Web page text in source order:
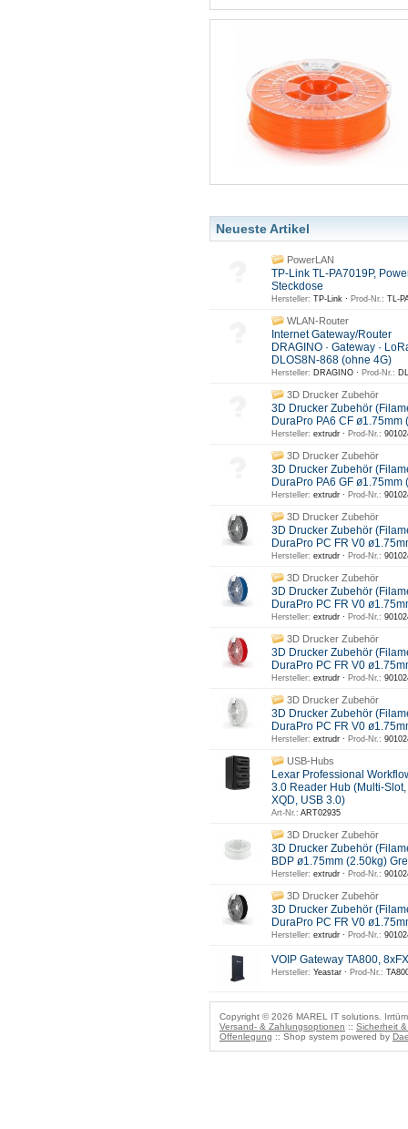
Neueste Artikel
PowerLAN
TP-Link TL-PA7019P,
Steckdose
Hersteller: TP-Link · Prod-Nr.: TL-
WLAN-Router
Internet Gateway/Router
DRAGINO · Gateway ·
DLOS8N-868 (ohne 4G)
Hersteller: DRAGINO · Prod-Nr.:
3D Drucker Zubehör
3D Drucker Zubehör
DuraPro PA6 CF ø1.75mm
Hersteller: extrudr · Prod-Nr.:
3D Drucker Zubehör
3D Drucker Zubehör
DuraPro PA6 GF
Hersteller: extrudr · Prod-Nr.:
3D Drucker Zubehör
3D Drucker Zubehör
DuraPro PC FR V0
Hersteller: extrudr · Prod-Nr.:
3D Drucker Zubehör
3D Drucker Zubehör
DuraPro PC FR V0
Hersteller: extrudr · Prod-Nr.:
3D Drucker Zubehör
3D Drucker Zubehör
DuraPro PC FR V0
Hersteller: extrudr · Prod-Nr.:
3D Drucker Zubehör
3D Drucker Zubehör
DuraPro PC FR V0
Hersteller: extrudr · Prod-Nr.:
USB-Hubs
Lexar Professional
3.0 Reader Hub (Multi-
XQD, USB 3.0)
Art-Nr.: ART02935
3D Drucker Zubehör
3D Drucker Zubehör
BDP ø1.75mm (2.50kg)
Hersteller: extrudr · Prod-Nr.:
3D Drucker Zubehör
3D Drucker Zubehör
DuraPro PC FR V0
Hersteller: extrudr · Prod-Nr.:
VOIP Gateway TA800,
Hersteller: Yeastar · Prod-Nr.:
Copyright © 2026 MAREL IT solutions.
Versand- & Zahlungsoptionen :: Sicherheit
Offenlegung :: Shop system powered by